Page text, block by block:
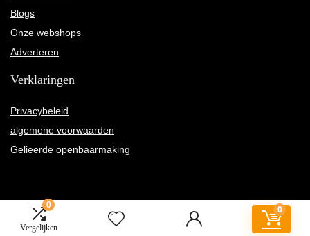
0
Vergelijken
0
Blogs
Onze webshops
Adverteren
Verklaringen
Privacybeleid
algemene voorwaarden
Gelieerde openbaarmaking
2022 © Mrs-marsha.nl Alle rechten voorbehouden